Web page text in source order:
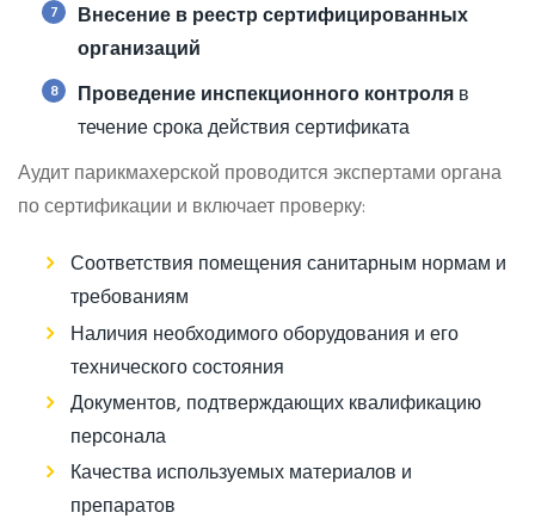
7
Внесение в реестр сертифицированных
организаций
8 Проведение инспекционного контроляв
течение срока действия сертификата
Аудит парикмахерской проводится экспертами органа
по сертификации и включает проверку:
Соответствия помещения санитарным нормам и
требованиям
Наличия необходимого оборудования и его
технического состояния
Документов, подтверждающих квалификацию
персонала
Качества используемых материалов и
препаратов